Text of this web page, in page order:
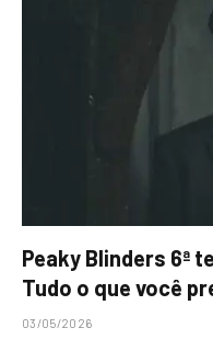
Peaky Blinders 6ª
Tudo o que você
03/05/2026